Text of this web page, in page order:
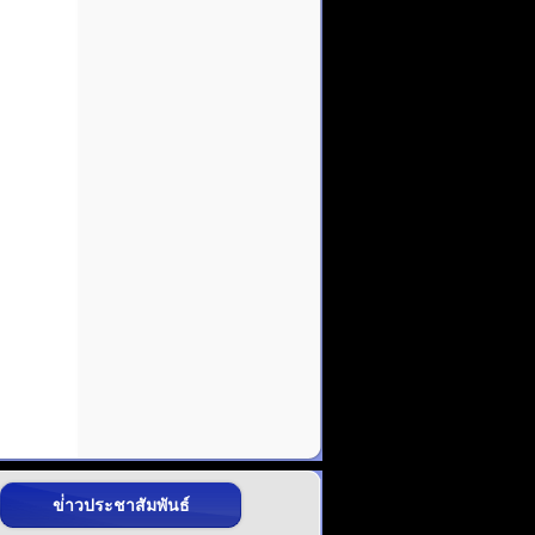
ข่่าวประชาสัมพันธ์